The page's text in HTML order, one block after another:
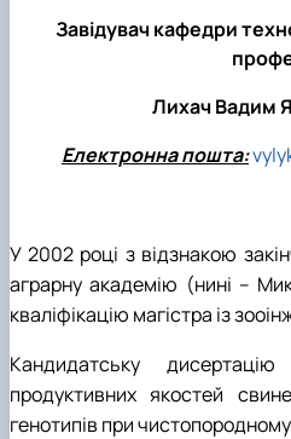
Завідувач кафедри
Лихач Вадим
Електронна пошта:
У 2002 році з відзнакою
аграрну академію (нині –
кваліфікацію магістра із
Кандидатську
продуктивних якостей
генотипів при